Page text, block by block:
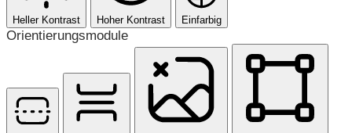
Heller Kontrast Hoher Kontrast Einfarbig
Orientierungsmodule